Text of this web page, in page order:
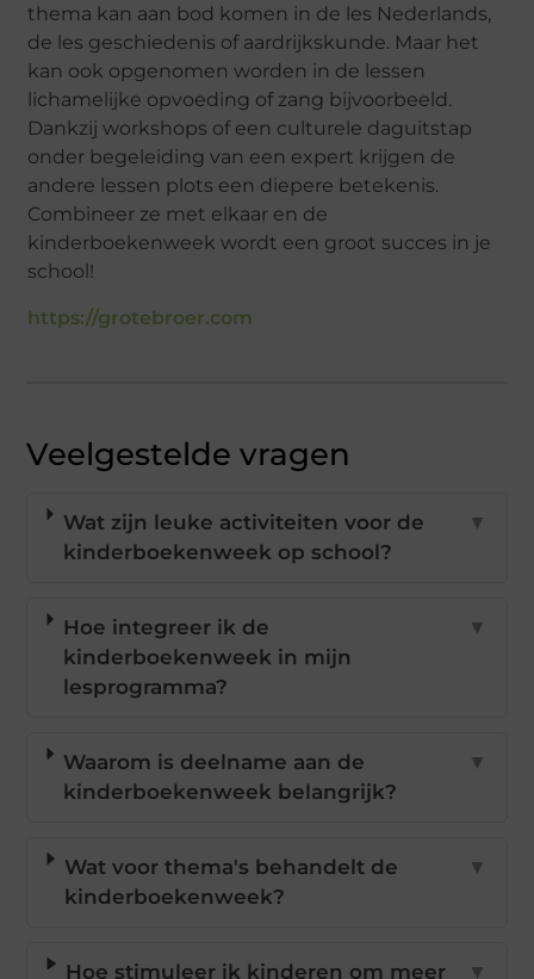
thema kan aan bod komen in de les Nederlands,
de les geschiedenis of aardrijkskunde. Maar het
kan ook opgenomen worden in de lessen
lichamelijke opvoeding of zang bijvoorbeeld.
Dankzij workshops of een culturele daguitstap
onder begeleiding van een expert krijgen de
andere lessen plots een diepere betekenis.
Combineer ze met elkaar en de
kinderboekenweek wordt een groot succes in je
school!
https://grotebroer.com
Veelgestelde vragen
Wat zijn leuke activiteiten voor de
kinderboekenweek op school?
▼
Hoe integreer ik de
kinderboekenweek in mijn
lesprogramma?
▼
Waarom is deelname aan de
kinderboekenweek belangrijk?
▼
Wat voor thema's behandelt de
kinderboekenweek?
▼
Hoe stimuleer ik kinderen om meer ▼